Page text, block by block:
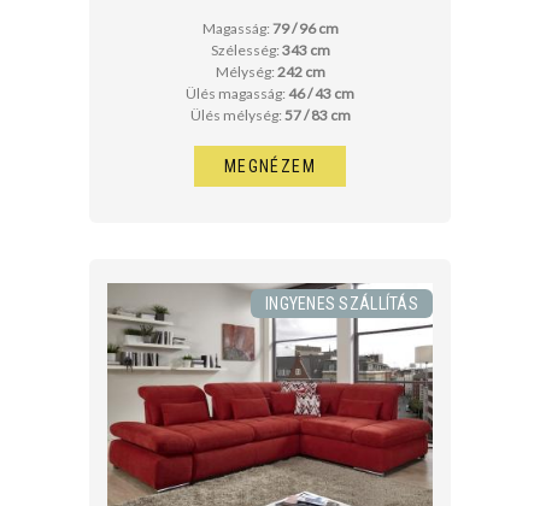
Magasság: 79 / 96 cm
Szélesség: 343 cm
Mélység: 242 cm
Ülés magasság: 46 / 43 cm
Ülés mélység: 57 / 83 cm
MEGNÉZEM
INGYENES SZÁLLÍTÁS